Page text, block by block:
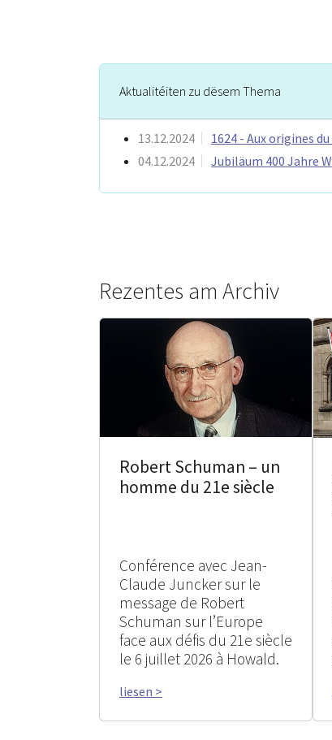
Aktualitéiten zu dësem Thema
13.12.2024
1624 - Aux origines
04.12.2024
Jubiläum 400 Jahre
Rezentes am Archiv
Robert Schuman – un
homme du 21e siècle
Conférence avec Jean-
Claude Juncker sur le
message de Robert
Schuman sur l’Europe
face aux défis du 21e siècle
le 6 juillet 2026 à Howald.
liesen >